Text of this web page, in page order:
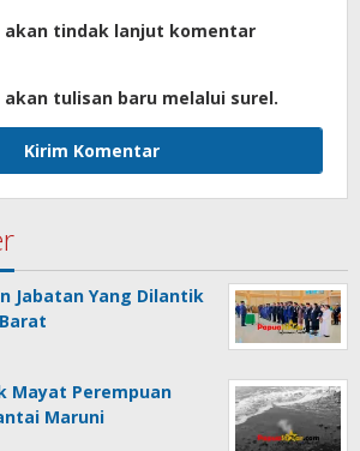
akan tindak lanjut komentar
akan tulisan baru melalui surel.
Jabatan Yang Dilantik
Mayat Perempuan
Maruni